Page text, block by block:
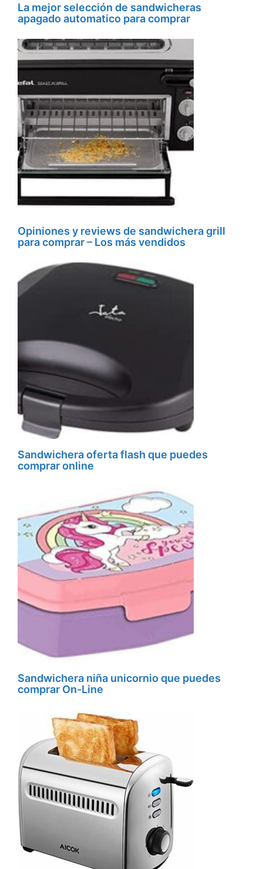
La mejor selección de sandwicheras
apagado automatico para comprar
Opiniones y reviews de sandwichera grill
para comprar – Los más vendidos
Sandwichera oferta flash que puedes
comprar online
Sandwichera niña unicornio que puedes
comprar On-Line